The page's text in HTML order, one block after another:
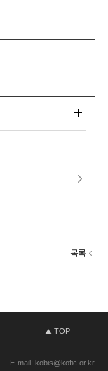
목록
TOP
E-mail: kobis@kofic.or.kr